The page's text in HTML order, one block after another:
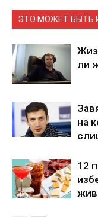
ЭТО МОЖЕТ БЫТЬ
ли
на
12